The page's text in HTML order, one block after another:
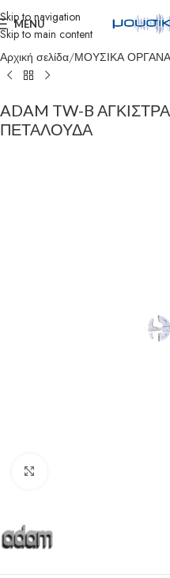
Skip to navigation
Skip to main content
MENU
Αρχική σελίδα ΜΟΥΣΙΚΑ ΟΡΓΑΝΑ
ADAM TW-B
ΠΕΤΑΛΟΥΔΑ